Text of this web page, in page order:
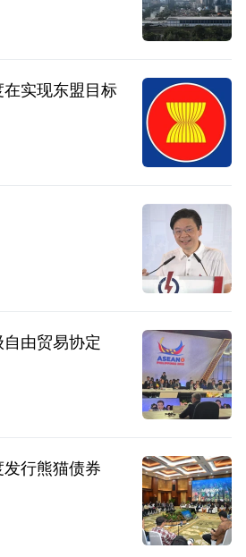
实现东盟目标
由贸易协定
行熊猫债券